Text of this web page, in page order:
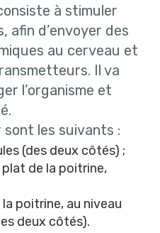
à stimuler
afin d’envoyer des
au cerveau et
Il va
l’organisme et
les suivants :
(des deux côtés) ;
de la poitrine,
poitrine, au niveau
deux côtés).